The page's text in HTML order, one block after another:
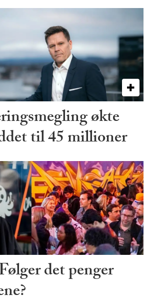
økte
til 45 millioner
det penger